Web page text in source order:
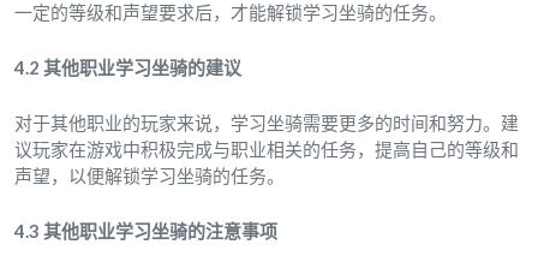
一定的等级和声望要求后，才能解锁学习坐骑的任务。
4.2 其他职业学习坐骑的建议
对于其他职业的玩家来说，学习坐骑需要更多的时间和努力。建
议玩家在游戏中积极完成与职业相关的任务，提高自己的等级和
声望，以便解锁学习坐骑的任务。
4.3 其他职业学习坐骑的注意事项